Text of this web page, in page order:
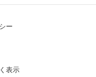
ー
表示